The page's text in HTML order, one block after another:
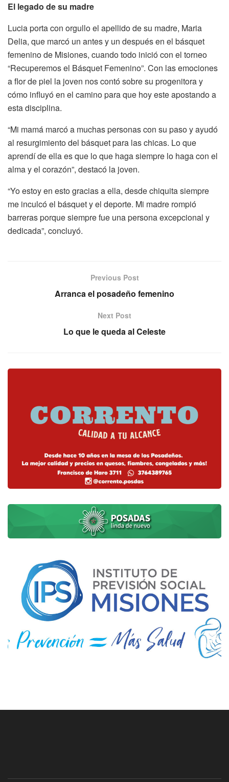
El legado de su madre
Lucia porta con orgullo el apellido de su madre, Maria
Delia, que marcó un antes y un después en el básquet
femenino de Misiones, cuando todo inició con el torneo
“Recuperemos el Básquet Femenino”. Con las emociones
a flor de piel la joven nos contó sobre su progenitora y
cómo influyó en el camino para que hoy este apostando a
esta disciplina.
“Mi mamá marcó a muchas personas con su paso y ayudó
al resurgimiento del básquet para las chicas. Lo que
aprendí de ella es que lo que haga siempre lo haga con el
alma y el corazón”, destacó la joven.
“Yo estoy en esto gracias a ella, desde chiquita siempre
me inculcó el básquet y el deporte. Mi madre rompió
barreras porque siempre fue una persona excepcional y
dedicada”, concluyó.
Previous Post
Arranca el posadeño femenino
Next Post
Lo que le queda al Celeste